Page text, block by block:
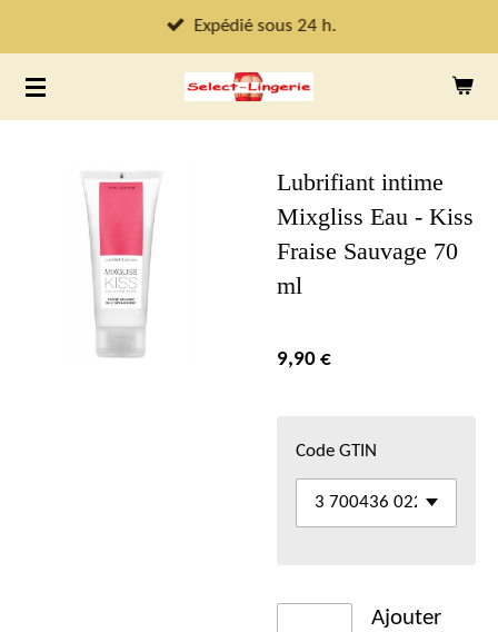
au
contenu
principal
Expédié sous 24 h.
Lubrifiant intime
Mixgliss Eau - Kiss
Fraise Sauvage 70
ml
9,90 €
Code GTIN
Ajouter